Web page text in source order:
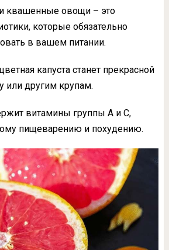
квашенные овощи – это
которые обязательно
в вашем питании.
капуста станет прекрасной
или другим крупам.
витамины группы А и С,
пищеварению и похудению.